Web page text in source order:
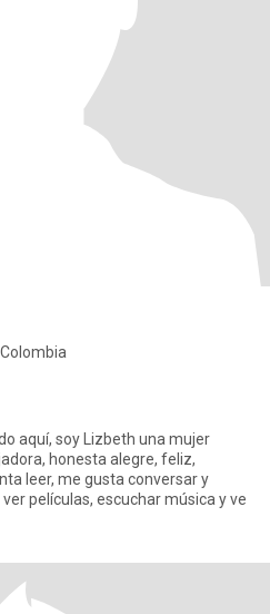
aquí, soy Lizbeth una mujer
honesta alegre, feliz,
leer, me gusta conversar y
ver películas, escuchar música y ve